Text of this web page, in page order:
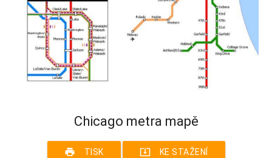
Chicago metra mapě
print TISK system_update_alt KE STAŽENÍ